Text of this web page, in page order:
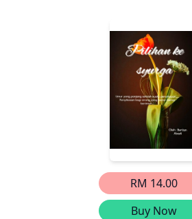
RM 14.00
Buy Now